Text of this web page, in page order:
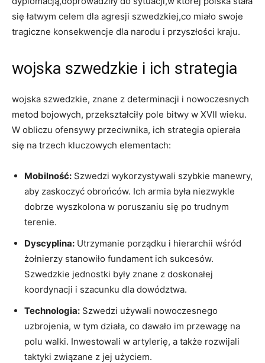
się ⁢łatwym celem dla agresji szwedzkiej,co miało swoje
tragiczne konsekwencje dla narodu i przyszłości kraju.
wojska szwedzkie i ich strategia
wojska szwedzkie, znane z ‌determinacji i ⁢nowoczesnych⁤
metod bojowych, przekształciły pole⁣ bitwy w XVII wieku.
W obliczu ofensywy przeciwnika, ich⁣ strategia opierała
⁣się na‌ trzech kluczowych elementach:
Mobilność: Szwedzi ‍wykorzystywali szybkie manewry,
aby ⁤zaskoczyć ‌obrońców. Ich armia była niezwykle
dobrze wyszkolona w poruszaniu się​ po trudnym
terenie.
Dyscyplina: Utrzymanie porządku⁣ i hierarchii wśród⁤
żołnierzy stanowiło fundament ich sukcesów.
Szwedzkie‍ jednostki były znane z doskonałej
koordynacji i szacunku dla dowództwa.
Technologia: Szwedzi używali⁤ nowoczesnego
uzbrojenia, w tym działa, co dawało im przewagę na
polu walki. Inwestowali w artylerię, a także ‌rozwijali
taktyki związane z jej użyciem.